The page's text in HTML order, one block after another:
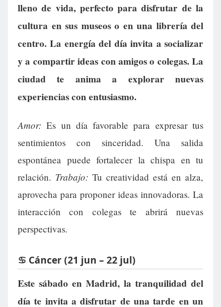
lleno de vida, perfecto para disfrutar de la
cultura en sus museos o en una librería del
centro. La energía del día invita a socializar
y a compartir ideas con amigos o colegas. La
ciudad te anima a explorar nuevas
experiencias con entusiasmo.
Amor: Es un día favorable para expresar tus
sentimientos con sinceridad. Una salida
espontánea puede fortalecer la chispa en tu
relación. Trabajo: Tu creatividad está en alza,
aprovecha para proponer ideas innovadoras. La
interacción con colegas te abrirá nuevas
perspectivas.
♋ Cáncer (21 jun – 22 jul)
Este sábado en Madrid, la tranquilidad del
día te invita a disfrutar de una tarde en un